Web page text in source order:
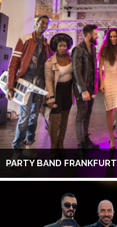
PARTY BAND FRANKFURT